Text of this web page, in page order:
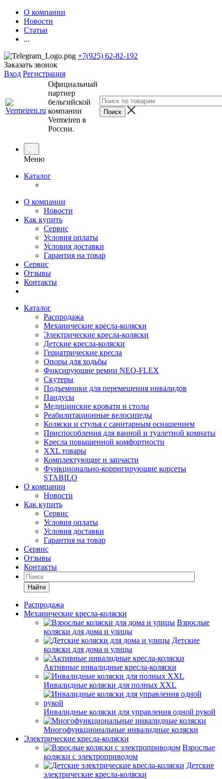
О компании
Новости
Статьи
...
+7(925) 62-82-192
Заказать звонок
Вход Регистрация
Официальный
партнер
бельгийской
компании
Vermeiren в
России.
Меню
Каталог
О компании
Новости
Как купить
Сервис
Условия оплаты
Условия доставки
Гарантия на товар
Сервис
Отзывы
Контакты
Каталог
Распродажа
Механические кресла-коляски
Электрические кресла-коляски
Детские кресла-коляски
Гериатрические кресла
Опоры для ходьбы
Фиксирующие ремни NEO-FLEX
Скутеры
Подъемники для перемещения инвалидов
Пандусы
Медицинские кровати и столы
Реабилитационные велосипеды
Коляски и стулья с санитарным оснащением
Приспособления для ванной и туалетной комнаты
Кресла повышенной комфортности
XXL товары
Комплектующие и запчасти
Функционально-корригирующие корсеты
STABILO
О компании
Новости
Как купить
Сервис
Условия оплаты
Условия доставки
Гарантия на товар
Сервис
Отзывы
Контакты
Найти
Распродажа
Механические кресла-коляски
Взрослые
коляски для дома и улицы
Детские
коляски для дома и улицы
Активные инвалидные кресла-коляски
Инвалидные коляски для полных XXL
Инвалидные коляски для управления одной рукой
Многофункциональные инвалидные коляски
Электрические кресла-коляски
Взрослые
коляски с электроприводом
Детские
электрические кресла-коляски